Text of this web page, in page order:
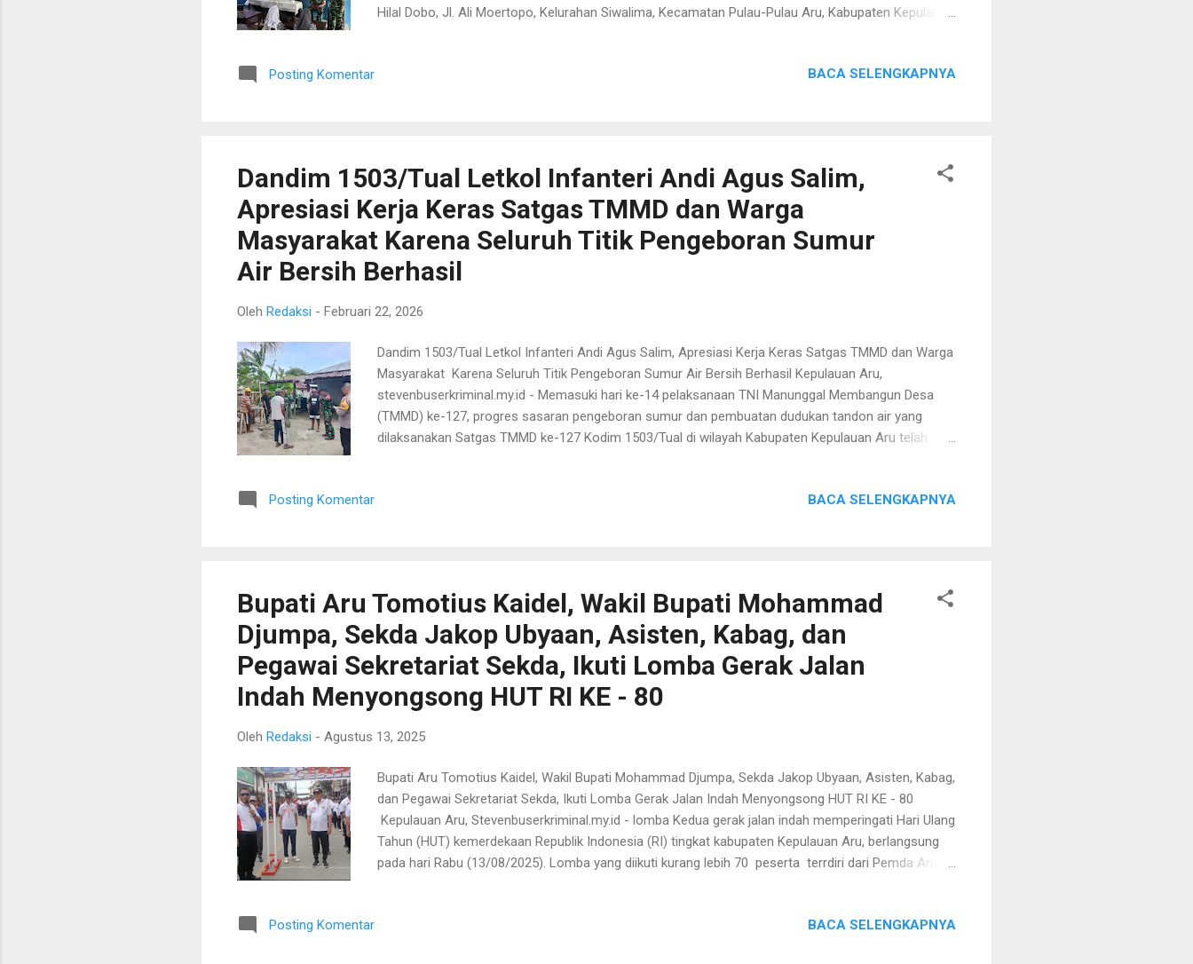
Hilal Dobo, Jl. Ali Moertopo, Kelurahan Siwalima, Kecamatan Pulau-Pulau Aru, Kabupaten Kepulauan
persatuan dan kesatuan bangsa. Selain itu, materi Bela Negara juga ditekankan sebagai sikap dan
Posting Komentar BACA SELENGKAPNYA
Dandim 1503/Tual Letkol Infanteri Andi Agus Salim,
Apresiasi Kerja Keras Satgas TMMD dan Warga
Masyarakat Karena Seluruh Titik Pengeboran Sumur
Air Bersih Berhasil
Oleh Redaksi - Februari 22, 2026
Dandim 1503/Tual Letkol Infanteri Andi Agus Salim, Apresiasi Kerja Keras Satgas TMMD dan Warga
Masyarakat Karena Seluruh Titik Pengeboran Sumur Air Bersih Berhasil Kepulauan Aru,
stevenbuserkriminal.my.id - Memasuki hari ke-14 pelaksanaan TNI Manunggal Membangun Desa
(TMMD) ke-127, progres sasaran pengeboran sumur dan pembuatan dudukan tandon air yang
dilaksanakan Satgas TMMD ke-127 Kodim 1503/Tual di wilayah Kabupaten Kepulauan Aru telah
yang menjadi sasaran, seluruhnya telah berhasil mendapatkan sumber air bersih. “Alhamdulillah, dari
Posting Komentar BACA SELENGKAPNYA
Bupati Aru Tomotius Kaidel, Wakil Bupati Mohammad
Djumpa, Sekda Jakop Ubyaan, Asisten, Kabag, dan
Pegawai Sekretariat Sekda, Ikuti Lomba Gerak Jalan
Indah Menyongsong HUT RI KE - 80
Oleh Redaksi - Agustus 13, 2025
Bupati Aru Tomotius Kaidel, Wakil Bupati Mohammad Djumpa, Sekda Jakop Ubyaan, Asisten, Kabag,
dan Pegawai Sekretariat Sekda, Ikuti Lomba Gerak Jalan Indah Menyongsong HUT RI KE - 80
Kepulauan Aru, Stevenbuserkriminal.my.id - lomba Kedua gerak jalan indah memperingati Hari Ulang
Tahun (HUT) kemerdekaan Republik Indonesia (RI) tingkat kabupaten Kepulauan Aru, berlangsung
pada hari Rabu (13/08/2025). Lomba yang diikuti kurang lebih 70 peserta terrdiri dari Pemda Aru (di
ORMAS, BUMN, Para Guru, RT/RW dan Mayarakat, dilepas oleh Kapolres AKBP Albert Perwira Sihite.
Posting Komentar BACA SELENGKAPNYA